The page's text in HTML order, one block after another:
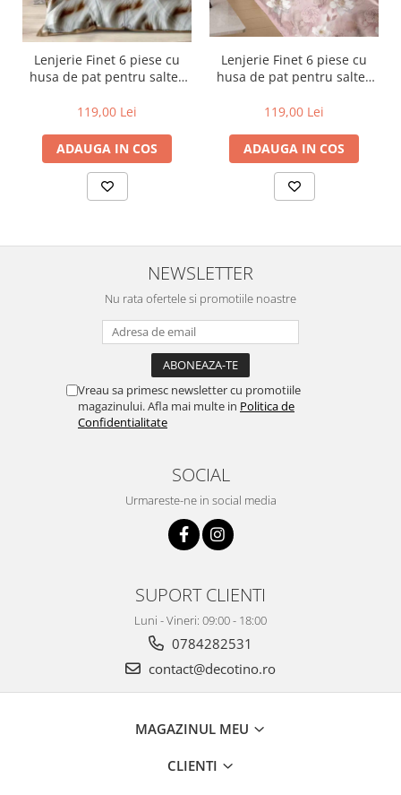
Lenjerie Finet 6 piese cu
husa de pat pentru saltea
119,00 Lei
ADAUGA IN COS
Lenjerie Finet 6 piese cu
husa de pat pentru saltea
119,00 Lei
ADAUGA IN COS
NEWSLETTER
Nu rata ofertele si promotiile noastre
Vreau sa primesc newsletter cu promotiile
magazinului. Afla mai multe in Politica de
Confidentialitate
SOCIAL
Urmareste-ne in social media
SUPORT CLIENTI
Luni - Vineri: 09:00 - 18:00
0784282531
contact@decotino.ro
MAGAZINUL MEU
CLIENTI